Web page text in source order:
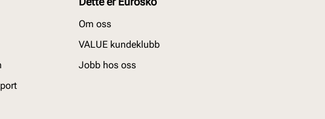
Om oss
VALUE kundeklubb
Jobb hos oss